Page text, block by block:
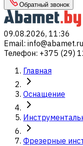
Обратный звонок
09.08.2026, 11:36
Email: info@abamet.ru
Телефон: +375 (29)
Главная
Оснащение
Фрезерные